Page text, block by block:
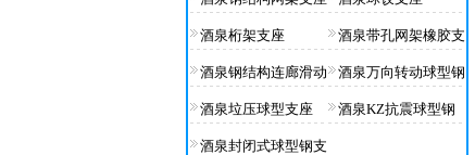
酒泉桁架支座 酒泉带孔网架橡胶支
酒泉钢结构连廊滑动 酒泉万向转动球型钢
酒泉垃压球型支座 酒泉KZ抗震球型钢
酒泉封闭式球型钢支